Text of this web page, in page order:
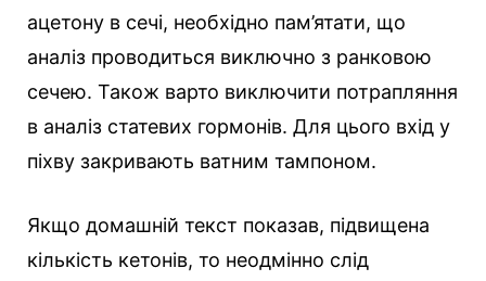
ацетону в сечі, необхідно пам’ятати, що
аналіз проводиться виключно з ранковою
сечею. Також варто виключити потрапляння
в аналіз статевих гормонів. Для цього вхід у
піхву закривають ватним тампоном.
Якщо домашній текст показав, підвищена
кількість кетонів, то неодмінно слід